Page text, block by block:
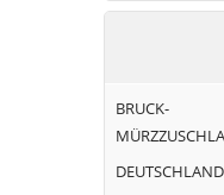
BRUCK-